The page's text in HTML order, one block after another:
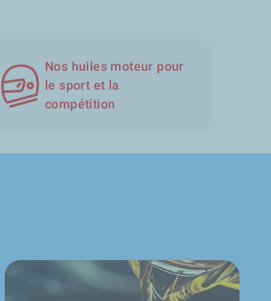
Nos huiles moteur pour
le sport et la
compétition